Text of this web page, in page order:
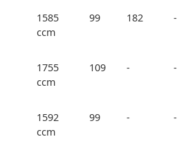
1585
ccm
99 182 -
1755
ccm
109 - -
1592
ccm
99 - -